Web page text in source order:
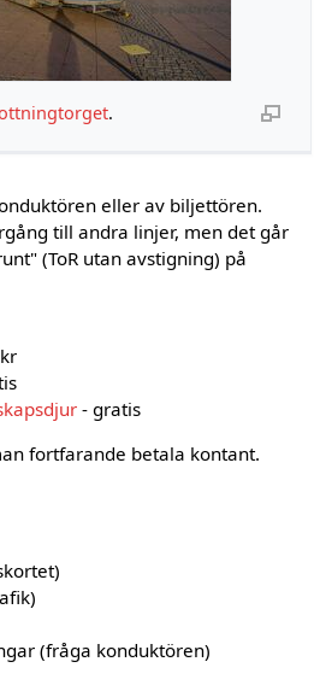
.
eller av biljettören.
till andra linjer, men det går
(ToR utan avstigning) på
- gratis
fortfarande betala kontant.
(fråga konduktören)